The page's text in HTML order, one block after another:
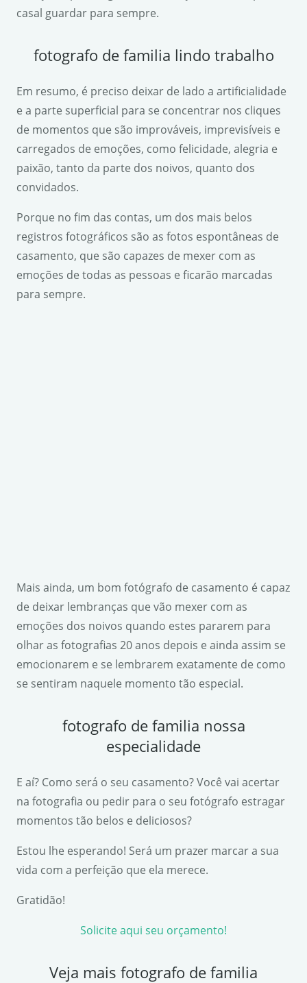
casal guardar para sempre.
fotografo de familia lindo trabalho
Em resumo, é preciso deixar de lado a artificialidade
e a parte superficial para se concentrar nos cliques
de momentos que são improváveis, imprevisíveis e
carregados de emoções, como felicidade, alegria e
paixão, tanto da parte dos noivos, quanto dos
convidados.
Porque no fim das contas, um dos mais belos
registros fotográficos são as fotos espontâneas de
casamento, que são capazes de mexer com as
emoções de todas as pessoas e ficarão marcadas
para sempre.
Mais ainda, um bom fotógrafo de casamento é capaz
de deixar lembranças que vão mexer com as
emoções dos noivos quando estes pararem para
olhar as fotografias 20 anos depois e ainda assim se
emocionarem e se lembrarem exatamente de como
se sentiram naquele momento tão especial.
fotografo de familia nossa
especialidade
E aí? Como será o seu casamento? Você vai acertar
na fotografia ou pedir para o seu fotógrafo estragar
momentos tão belos e deliciosos?
Estou lhe esperando! Será um prazer marcar a sua
vida com a perfeição que ela merece.
Gratidão!
Solicite aqui seu orçamento!
Veja mais fotografo de familia